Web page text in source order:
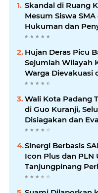
Skandal di Ruang
Mesum Siswa
Hukuman dan
Mengikuti
Hujan Deras Picu
Sejumlah Wilayah
Warga Dievakuasi
Waspada Banjir
Wali Kota Padang
di Guo Kuranji,
Disiagakan dan
Dipercepat
Sinergi Berbasis
Icon Plus dan PLN
Tanjungpinang
Kolaborasi Strategis